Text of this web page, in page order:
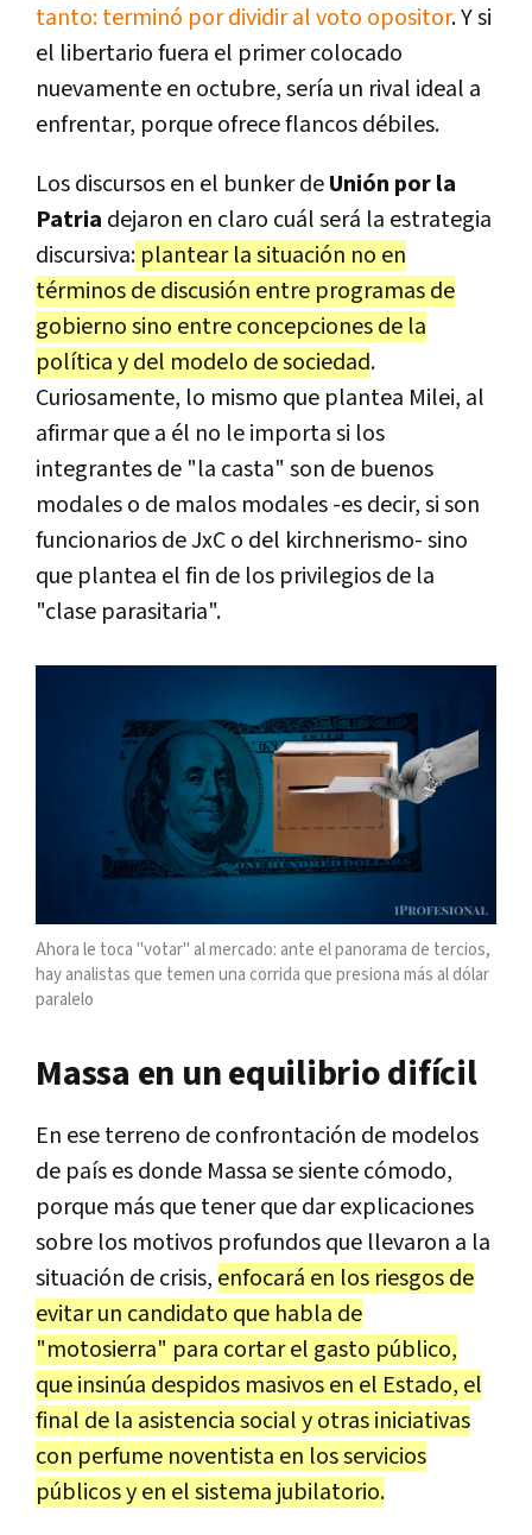
tanto: terminó por dividir al voto opositor. Y si
el libertario fuera el primer colocado
nuevamente en octubre, sería un rival ideal a
enfrentar, porque ofrece flancos débiles.
Los discursos en el bunker deUnión por la
Patria dejaron en claro cuál será la estrategia
discursiva: plantear la situación no en
términos de discusión entre programas de
gobierno sino entre concepciones de la
política y del modelo de sociedad.
Curiosamente, lo mismo que plantea Milei, al
afirmar que a él no le importa si los
integrantes de "la casta" son de buenos
modales o de malos modales -es decir, si son
funcionarios de JxC o del kirchnerismo- sino
que plantea el fin de los privilegios de la
"clase parasitaria".
Ahora le toca "votar" al mercado: ante el panorama de tercios,
hay analistas que temen una corrida que presiona más al dólar
paralelo
Massa en un equilibrio difícil
En ese terreno de confrontación de modelos
de país es donde Massa se siente cómodo,
porque más que tener que dar explicaciones
sobre los motivos profundos que llevaron a la
situación de crisis, enfocará en los riesgos de
evitar un candidato que habla de
"motosierra" para cortar el gasto público,
que insinúa despidos masivos en el Estado, el
final de la asistencia social y otras iniciativas
con perfume noventista en los servicios
públicos y en el sistema jubilatorio.